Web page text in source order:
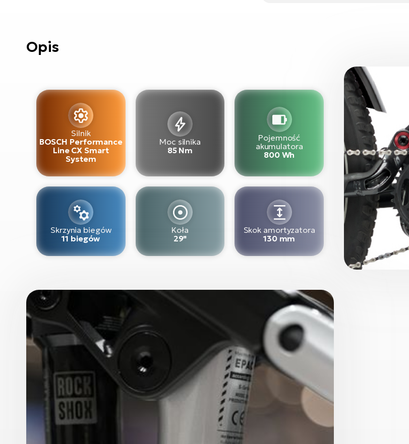
Opis
Silnik
BOSCH Performance
Line CX Smart
System
Moc silnika
85 Nm
Pojemność
akumulatora
800 Wh
Skrzynia biegów
11 biegów
Koła
29"
Skok amortyzatora
130 mm